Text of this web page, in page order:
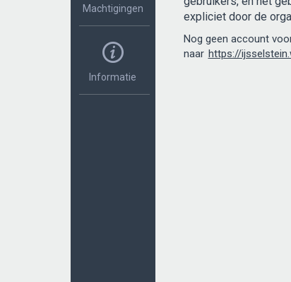
Machtigingen
Informatie
expliciet door de
Nog geen account
naar https://